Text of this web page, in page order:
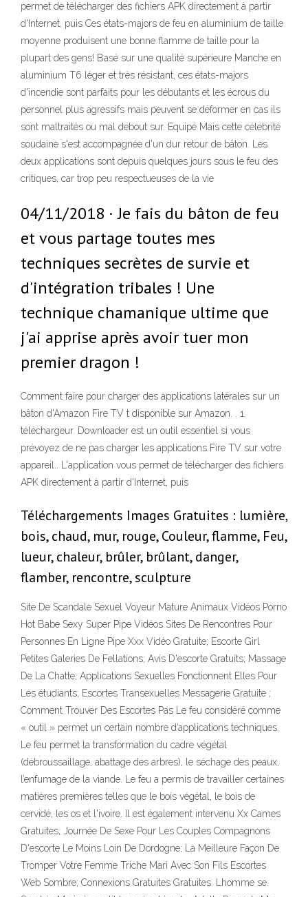
permet de télécharger des fichiers APK directement à partir
d'Internet, puis Ces états-majors de feu en aluminium de taille
moyenne produisent une bonne flamme de taille pour la
plupart des gens! Basé sur une qualité supérieure Manche en
aluminium T6 léger et très résistant, ces états-majors
d'incendie sont parfaits pour les débutants et les écrous du
personnel plus agressifs mais peuvent se déformer en cas ils
sont maltraités ou mal debout sur. Equipé Mais cette célébrité
soudaine s'est accompagnée d'un dur retour de bâton. Les
deux applications sont depuis quelques jours sous le feu des
critiques, car trop peu respectueuses de la vie
04/11/2018 · Je fais du bâton de feu
et vous partage toutes mes
techniques secrètes de survie et
d'intégration tribales ! Une
technique chamanique ultime que
j'ai apprise après avoir tuer mon
premier dragon !
Comment faire pour charger des applications latérales sur un
bâton d'Amazon Fire TV t disponible sur Amazon. . 1.
téléchargeur. Downloader est un outil essentiel si vous
prévoyez de ne pas charger les applications Fire TV sur votre
appareil.. L'application vous permet de télécharger des fichiers
APK directement à partir d'Internet, puis
Téléchargements Images Gratuites : lumière,
bois, chaud, mur, rouge, Couleur, flamme, Feu,
lueur, chaleur, brûler, brûlant, danger,
flamber, rencontre, sculpture
Site De Scandale Sexuel Voyeur Mature Animaux Vidéos Porno
Hot Babe Sexy Super Pipe Vidéos Sites De Rencontres Pour
Personnes En Ligne Pipe Xxx Vidéo Gratuite; Escorte Girl
Petites Galeries De Fellations; Avis D'escorte Gratuits; Massage
De La Chatte; Applications Sexuelles Fonctionnent Elles Pour
Les étudiants; Escortes Transexuelles Messagerie Gratuite ;
Comment Trouver Des Escortes Pas Le feu considéré comme
« outil » permet un certain nombre d’applications techniques.
Le feu permet la transformation du cadre végétal
(débroussaillage, abattage des arbres), le séchage des peaux,
l’enfumage de la viande. Le feu a permis de travailler certaines
matières premières telles que le bois végétal, le bois de
cervidé, les os et l'ivoire. Il est également intervenu Xx Cames
Gratuites; Journée De Sexe Pour Les Couples Compagnons
D'escorte Le Moins Loin De Dordogne; La Meilleure Façon De
Tromper Votre Femme Triche Mari Avec Son Fils Escortes
Web Sombre; Connexions Gratuites Gratuites. Lhomme se.